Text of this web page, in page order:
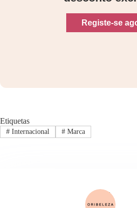
Registe-se
Etiquetas
#Internacional #Marca